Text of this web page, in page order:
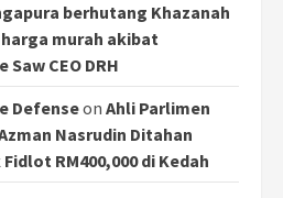
berhutang Khazanah
harga murah akibat
CEO DRH
Defenseon Ahli Parlimen
Nasrudin Ditahan
RM400,000 di Kedah